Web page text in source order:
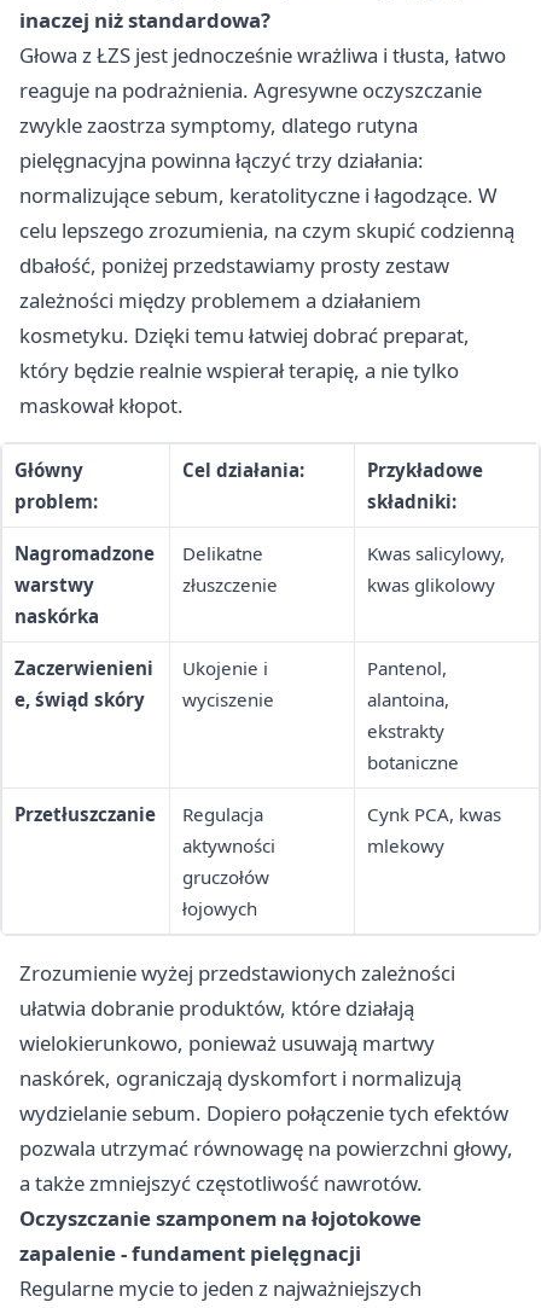
inaczej niż standardowa?
Głowa z ŁZS jest jednocześnie wrażliwa i tłusta, łatwo
reaguje na podrażnienia. Agresywne oczyszczanie
zwykle zaostrza symptomy, dlatego rutyna
pielęgnacyjna powinna łączyć trzy działania:
normalizujące sebum, keratolityczne i łagodzące. W
celu lepszego zrozumienia, na czym skupić codzienną
dbałość, poniżej przedstawiamy prosty zestaw
zależności między problemem a działaniem
kosmetyku. Dzięki temu łatwiej dobrać preparat,
który będzie realnie wspierał terapię, a nie tylko
maskował kłopot.
Główny
problem:
Cel działania:
Przykładowe
składniki:
Nagromadzone
warstwy
naskórka
Delikatne
złuszczenie
Kwas salicylowy,
kwas glikolowy
Zaczerwienieni
e, świąd skóry
Ukojenie i
wyciszenie
Pantenol,
alantoina,
ekstrakty
botaniczne
Przetłuszczanie
Regulacja
aktywności
gruczołów
łojowych
Cynk PCA, kwas
mlekowy
Zrozumienie wyżej przedstawionych zależności
ułatwia dobranie produktów, które działają
wielokierunkowo, ponieważ usuwają martwy
naskórek, ograniczają dyskomfort i normalizują
wydzielanie sebum. Dopiero połączenie tych efektów
pozwala utrzymać równowagę na powierzchni głowy,
a także zmniejszyć częstotliwość nawrotów.
Oczyszczanie szamponem na łojotokowe
zapalenie - fundament pielęgnacji
Regularne mycie to jeden z najważniejszych